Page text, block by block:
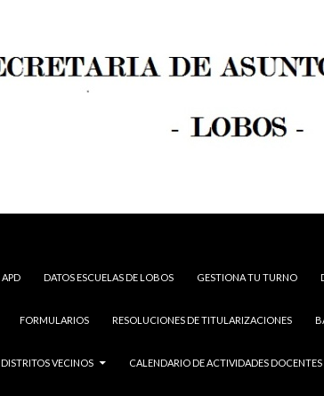
APD DATOS ESCUELAS DE LOBOS GESTIONA TU TURNO
FORMULARIOS RESOLUCIONES DE TITULARIZACIONES
DISTRITOS VECINOS CALENDARIO DE ACTIVIDADES DOCENTES